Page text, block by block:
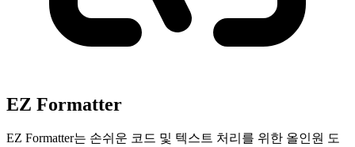
EZ Formatter
EZ Formatter는 손쉬운 코드 및 텍스트 처리를 위한 올인원 도